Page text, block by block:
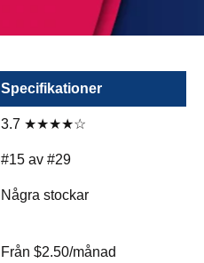
Specifikationer
3.7 ★★★★☆
#15 av #29
Några stockar
Från $2.50/månad